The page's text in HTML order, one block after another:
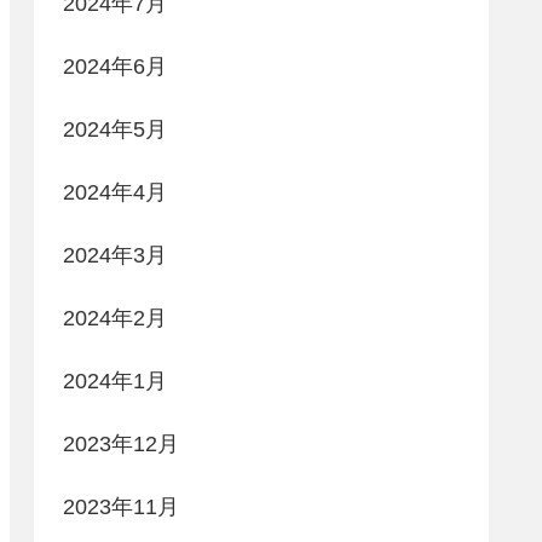
2024年6月
2024年5月
2024年4月
2024年3月
2024年2月
2024年1月
2023年12月
2023年11月